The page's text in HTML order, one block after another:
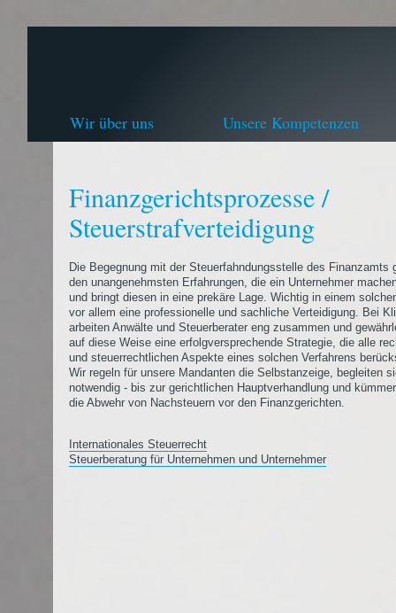
Wir über uns Unsere Kompetenzen
Finanzgerichtsprozesse /
Steuerstrafverteidigung
Die Begegnung mit der Steuerfahndungsstelle des Finanzamts
den unangenehmsten Erfahrungen, die ein Unternehmer
und bringt diesen in eine prekäre Lage. Wichtig in einem
vor allem eine professionelle und sachliche Verteidigung. Bei
arbeiten Anwälte und Steuerberater eng zusammen und
auf diese Weise eine erfolgversprechende Strategie, die alle
und steuerrechtlichen Aspekte eines solchen Verfahrens
Wir regeln für unsere Mandanten die Selbstanzeige, begleiten
notwendig - bis zur gerichtlichen Hauptverhandlung und
die Abwehr von Nachsteuern vor den Finanzgerichten.
Internationales Steuerrecht
Steuerberatung für Unternehmen und Unternehmer